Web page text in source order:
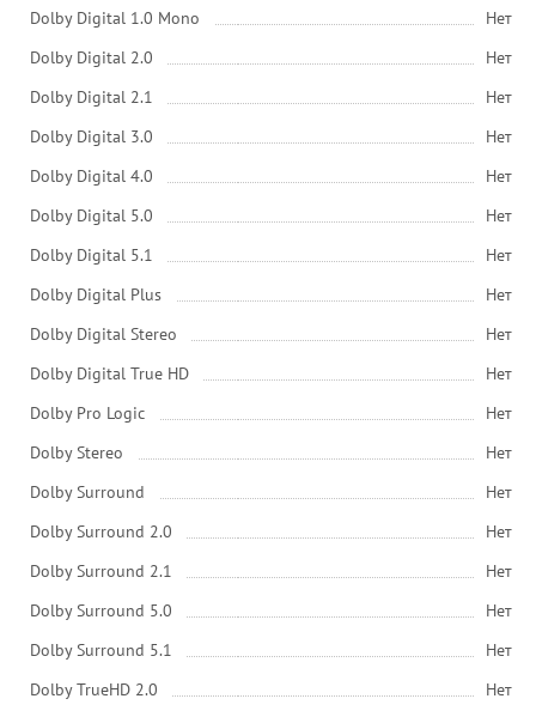
Dolby Digital 1.0 Mono
Нет
Dolby Digital 2.0
Нет
Dolby Digital 2.1
Нет
Dolby Digital 3.0
Нет
Dolby Digital 4.0
Нет
Dolby Digital 5.0
Нет
Dolby Digital 5.1
Нет
Dolby Digital Plus
Нет
Dolby Digital Stereo
Нет
Dolby Digital True HD
Нет
Dolby Pro Logic
Нет
Dolby Stereo
Нет
Dolby Surround
Нет
Dolby Surround 2.0
Нет
Dolby Surround 2.1
Нет
Dolby Surround 5.0
Нет
Dolby Surround 5.1
Нет
Dolby TrueHD 2.0
Нет